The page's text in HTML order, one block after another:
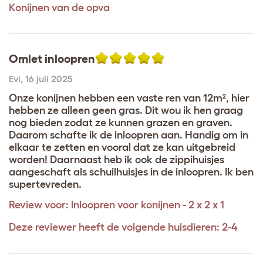
Konijnen van de opva
Omlet inloopren
Evi, 16 juli 2025
Onze konijnen hebben een vaste ren van 12m², hier
hebben ze alleen geen gras. Dit wou ik hen graag
nog bieden zodat ze kunnen grazen en graven.
Daarom schafte ik de inloopren aan. Handig om in
elkaar te zetten en vooral dat ze kan uitgebreid
worden! Daarnaast heb ik ook de zippihuisjes
aangeschaft als schuilhuisjes in de inloopren. Ik ben
supertevreden.
Review voor: Inloopren voor konijnen - 2 x 2 x 1
Deze reviewer heeft de volgende huisdieren: 2-4